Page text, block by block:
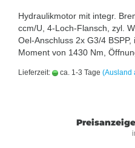
Hydraulikmotor mit integr.
ccm/U, 4-Loch-Flansch, zyl.
Oel-Anschluss 2x G3/4
Moment von 1430 Nm,
Lieferzeit: ca. 1-3 Tage (Ausland